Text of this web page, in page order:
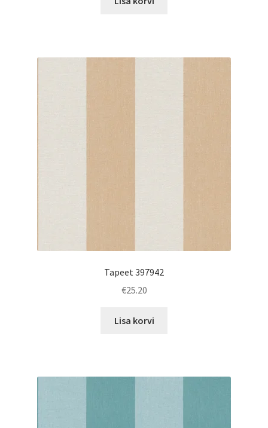
Tapeet 397942
€25.20
Lisa korvi